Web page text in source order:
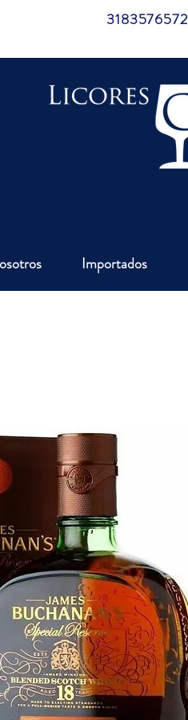
3183576572
Importados